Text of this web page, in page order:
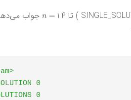
14
جواب
0
0